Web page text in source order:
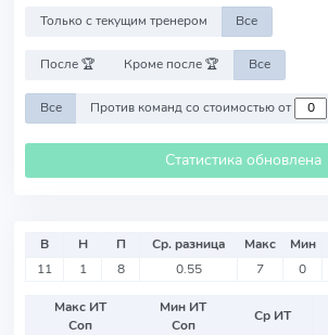
Только с текущим тренером Все
После 🏆 Кроме после 🏆 Все
Все Против команд со стоимостью от
Статистика обновлена
В Н П Ср. разница Макс Мин
11
1 8 0.55 7 0
Макс ИТ
Соп
Мин ИТ
Соп
Ср ИТ